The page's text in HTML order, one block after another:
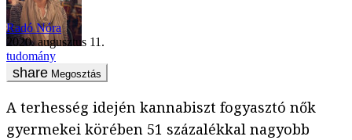
Radó Nóra
2020. augusztus 11.
tudomány
Megosztás
A terhesség idején kannabiszt fogyasztó nők
gyermekei körében 51 százalékkal nagyobb